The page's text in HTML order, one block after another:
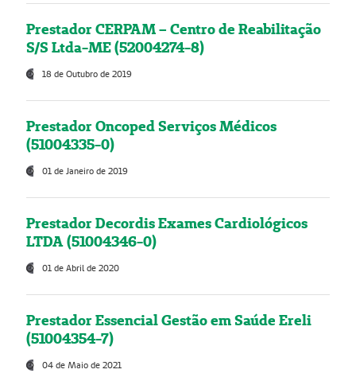
Prestador CERPAM – Centro de Reabilitação
S/S Ltda-ME (52004274-8)
18 de Outubro de 2019
Prestador Oncoped Serviços Médicos
(51004335-0)
01 de Janeiro de 2019
Prestador Decordis Exames Cardiológicos
LTDA (51004346-0)
01 de Abril de 2020
Prestador Essencial Gestão em Saúde Ereli
(51004354-7)
04 de Maio de 2021